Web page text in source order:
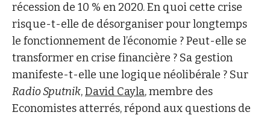
récession de 10 % en 2020. En quoi cette crise
risque-t-elle de désorganiser pour longtemps
le fonctionnement de l’économie ? Peut-elle se
transformer en crise financière ? Sa gestion
manifeste-t-elle une logique néolibérale ? Sur
Radio Sputnik,David Cayla, membre des
Economistes atterrés, répond aux questions de